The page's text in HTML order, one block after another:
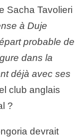
Sacha Tavolieri
à Duje
probable de
dans la
déjà avec ses
club anglais
?
devrait